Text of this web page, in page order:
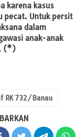
karena kasus
pecat. Untuk persit
dalam
anak-anak
(*)
RK 732/Banau